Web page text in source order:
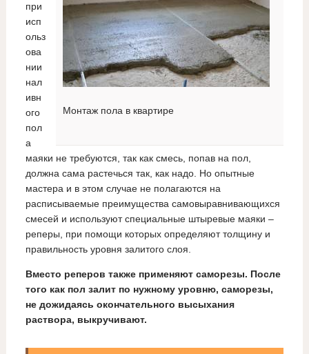
Монтаж пола в квартире
при
исп
ольз
ова
нии
нал
ивн
ого
пол
а
маяки не требуются, так как смесь, попав на пол,
должна сама растечься так, как надо. Но опытные
мастера и в этом случае не полагаются на
расписываемые преимущества самовыравнивающихся
смесей и используют специальные штыревые маяки –
реперы, при помощи которых определяют толщину и
правильность уровня залитого слоя.
Вместо реперов также применяют саморезы. После
того как пол залит по нужному уровню, саморезы,
не дожидаясь окончательного высыхания
раствора, выкручивают.